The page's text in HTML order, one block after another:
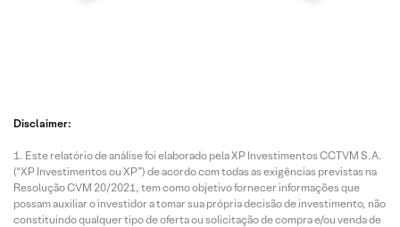
Disclaimer:
Este relatório de análise foi elaborado pela XP Investimentos CCTVM S.A.
(“XP Investimentos ou XP”) de acordo com todas as exigências previstas na
Resolução CVM 20/2021, tem como objetivo fornecer informações que
possam auxiliar o investidor a tomar sua própria decisão de investimento, não
constituindo qualquer tipo de oferta ou solicitação de compra e/ou venda de